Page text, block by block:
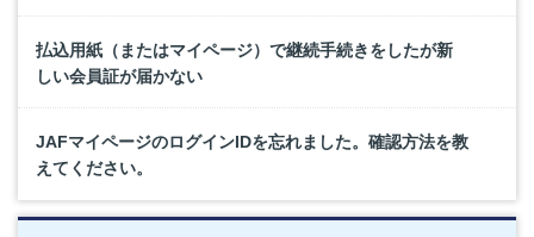
払込用紙（またはマイページ）で継続手続きをしたが新
しい会員証が届かない
JAFマイページのログインIDを忘れました。確認方法を教
えてください。